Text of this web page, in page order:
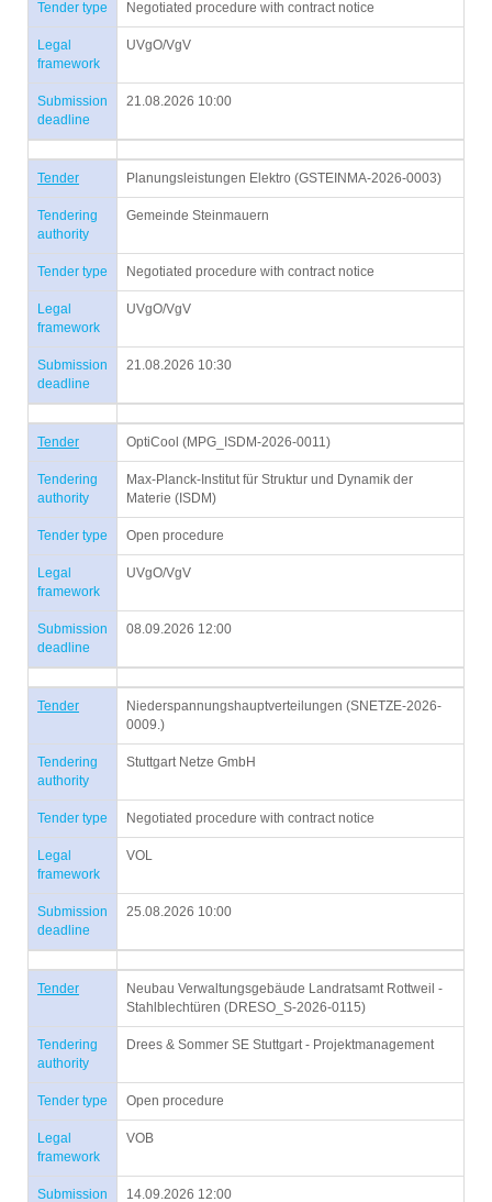
Tender type Negotiated procedure with contract notice
Legal
framework
UVgO/VgV
Submission
deadline
21.08.2026 10:00
Tender Planungsleistungen Elektro (GSTEINMA-2026-0003)
Tendering
authority
Gemeinde Steinmauern
Tender type Negotiated procedure with contract notice
Legal
framework
UVgO/VgV
Submission
deadline
21.08.2026 10:30
Tender OptiCool (MPG_ISDM-2026-0011)
Tendering
authority
Max-Planck-Institut für Struktur und Dynamik der
Materie (ISDM)
Tender type Open procedure
Legal
framework
UVgO/VgV
Submission
deadline
08.09.2026 12:00
Tender
Niederspannungshauptverteilungen (SNETZE-2026-
0009.)
Tendering
authority
Stuttgart Netze GmbH
Tender type Negotiated procedure with contract notice
Legal
framework
VOL
Submission
deadline
25.08.2026 10:00
Tender
Neubau Verwaltungsgebäude Landratsamt Rottweil -
Stahlblechtüren (DRESO_S-2026-0115)
Tendering
authority
Drees & Sommer SE Stuttgart - Projektmanagement
Tender type Open procedure
Legal
framework
VOB
Submission
14.09.2026 12:00